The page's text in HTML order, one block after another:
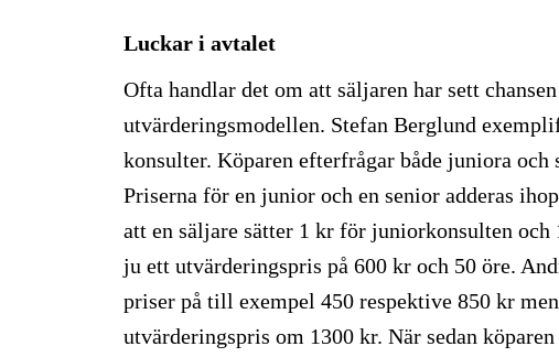
Luckar i avtalet
Ofta handlar det om att säljaren har sett
utvärderingsmodellen. Stefan Berglund
konsulter. Köparen efterfrågar både juniora
Priserna för en junior och en senior adderas
att en säljare sätter 1 kr för juniorkonsulten
ju ett utvärderingspris på 600 kr och 50 öre.
priser på till exempel 450 respektive 850 kr
utvärderingspris om 1300 kr. När sedan